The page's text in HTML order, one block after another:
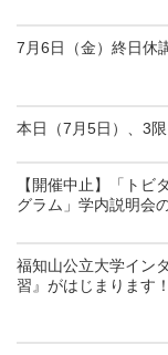
7月6日（金）終日休
本日（7月5日）、3
【開催中止】「トビ
グラム」学内説明会
福知山公立大学イン
習』がはじまります！